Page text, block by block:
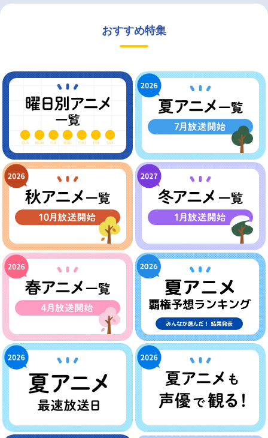
おすすめ特集